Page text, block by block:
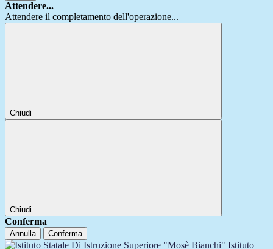
Attendere...
Attendere il completamento dell'operazione...
Chiudi
Chiudi
Conferma
Annulla Conferma
Istituto